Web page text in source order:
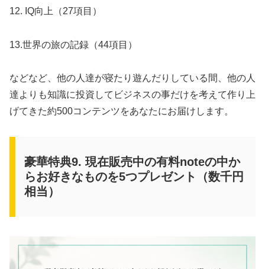
12. IQ向上（27項目）
13.世界の旅の記録（44項目）
などなど、他の人達が寝たり遊んだりしている間、他の人
達よりも知識に投資してビジネスの事だけを考えて作り上
げてきた約500コンテンツをあなたにお届けします。
豪華特典9. 現在販売中の有料noteの中か
らお好きなものを5つプレゼント（数千円
相当）